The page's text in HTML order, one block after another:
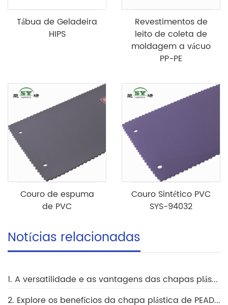
Tábua de Geladeira
HIPS
Revestimentos de
leito de coleta de
moldagem a vácuo
PP-PE
Couro de espuma
de PVC
Couro Sintético PVC
SYS-94032
Notícias relacionadas
1. A versatilidade e as vantagens das chapas plásticas compostas na construção
2. Explore os benefícios da chapa plástica de PEAD na agricultura